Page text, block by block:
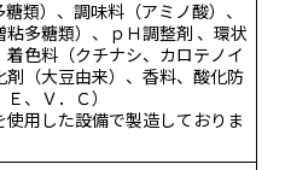
糖類）、調味料（アミノ酸）、
粘多糖類）、ｐＨ調整剤 、環状
着色料（クチナシ、カロテノイ
剤（大豆由来）、香料、酸化防
、Ｖ．Ｃ）
用した設備で製造しておりま